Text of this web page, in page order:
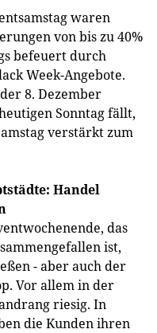
waren
von bis zu 40%
befeuert durch
Week-Angebote.
8. Dezember
Sonntag fällt,
verstärkt zum
Handel
das
ist,
- aber auch der
Vor allem in der
riesig. In
die Kunden ihren